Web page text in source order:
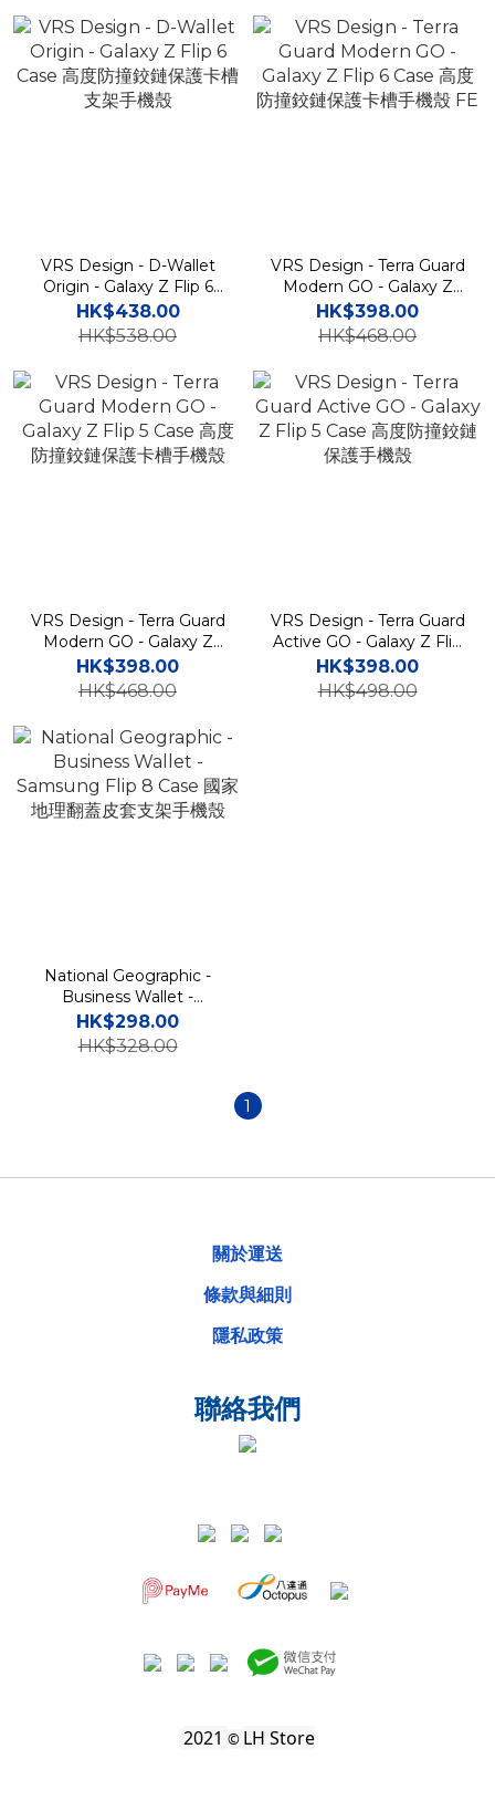
VRS Design - D-Wallet
Origin - Galaxy Z Flip 6
Case 高度防撞鉸鏈保護卡
槽支架手機殼
HK$438.00
HK$538.00
VRS Design - Terra Guard
Modern GO - Galaxy Z
Flip 6 Case 高度防撞鉸鏈保
護卡槽手機殼 FE
HK$398.00
HK$468.00
VRS Design - Terra Guard
Modern GO - Galaxy Z
Flip 5 Case 高度防撞鉸鏈保
護卡槽手機殼
HK$398.00
HK$468.00
VRS Design - Terra Guard
Active GO - Galaxy Z Flip
5 Case 高度防撞鉸鏈保護手
機殼
HK$398.00
HK$498.00
National Geographic -
Business Wallet -
Samsung Flip 8 Case 國
家地理翻蓋皮套支架手機殼
HK$298.00
HK$328.00
1
關於運送
條款與細則
隱私政策
聯絡我們
2021 © LH Store